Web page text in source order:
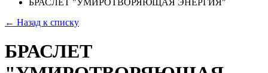
БРАСЛЕТ "УМИРОТВОРЯЮЩАЯ ЭНЕРГИЯ"
← Назад к списку
БРАСЛЕТ